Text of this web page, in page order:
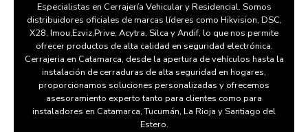
Especialistas en Cerrajería Vehicular y Residencial. Somos
distribuidores oficiales de marcas líderes como Hikvision, DSC,
X28, Imou,Ezviz,Prive, Acytra, Silca y Andif, lo que nos permite
ofrecer productos de alta calidad en seguridad electrónica.
Cerrajeria en Catamarca, desde la apertura de vehículos hasta la
instalación de cerraduras de alta seguridad en hogares,
proporcionamos soluciones personalizadas y ofrecemos
asesoramiento experto tanto para clientes como para
instaladores en Catamarca, Tucumán, La Rioja y Santiago del
Estero.